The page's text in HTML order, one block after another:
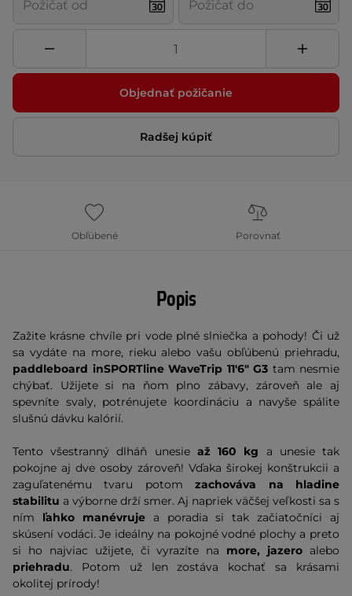
Objednať požičanie
Radšej kúpiť
Obľúbené Porovnať
Popis
Zažite krásne chvíle pri vode plné slniečka a pohody! Či už
sa vydáte na more, rieku alebo vašu obľúbenú priehradu,
paddleboard inSPORTline WaveTrip 11'6" G3 tam nesmie
chýbať. Užijete si na ňom plno zábavy, zároveň ale aj
spevníte svaly, potrénujete koordináciu a navyše spálite
slušnú dávku kalórií.
Tento všestranný dlháň unesie až 160 kg a unesie tak
pokojne aj dve osoby zároveň! Vďaka širokej konštrukcii a
zaguľatenému tvaru potomzachováva na hladine
stabilitu a výborne drží smer. Aj napriek väčšej veľkosti sa s
ním ľahko manévrujea poradia si tak začiatočníci aj
skúsení vodáci. Je ideálny na pokojné vodné plochy a preto
si ho najviac užijete, či vyrazíte na more, jazero alebo
priehradu. Potom už len zostáva kochať sa krásami
okolitej prírody!